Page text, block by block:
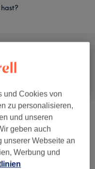
ab 25 €
und Cookies von
zu personalisieren,
und unseren
geben auch
unserer Webseite an
Werbung und